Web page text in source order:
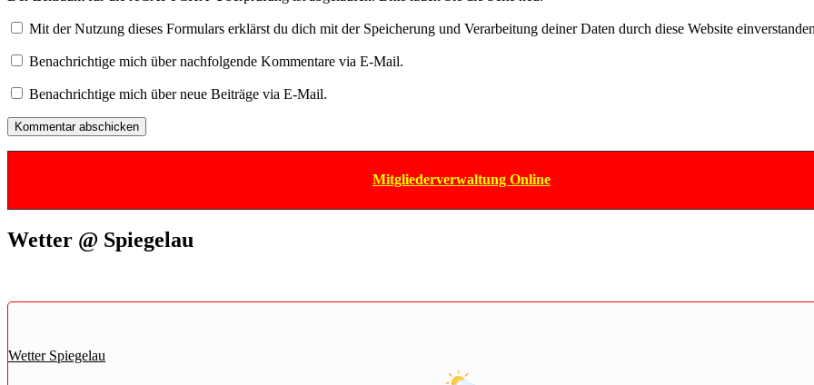
Mit der Nutzung dieses Formulars erklärst du dich mit der Speicherung und Verarbeitung deiner Daten durch diese Website
Benachrichtige mich über nachfolgende Kommentare via E-Mail.
Benachrichtige mich über neue Beiträge via E-Mail.
Mitgliederverwaltung Online
Wetter @ Spiegelau
Wetter Spiegelau